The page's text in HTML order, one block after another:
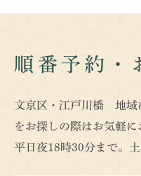
順番予約・
文京区・江戸川橋 地域
をお探しの際はお気軽に
平日夜18時30分まで。